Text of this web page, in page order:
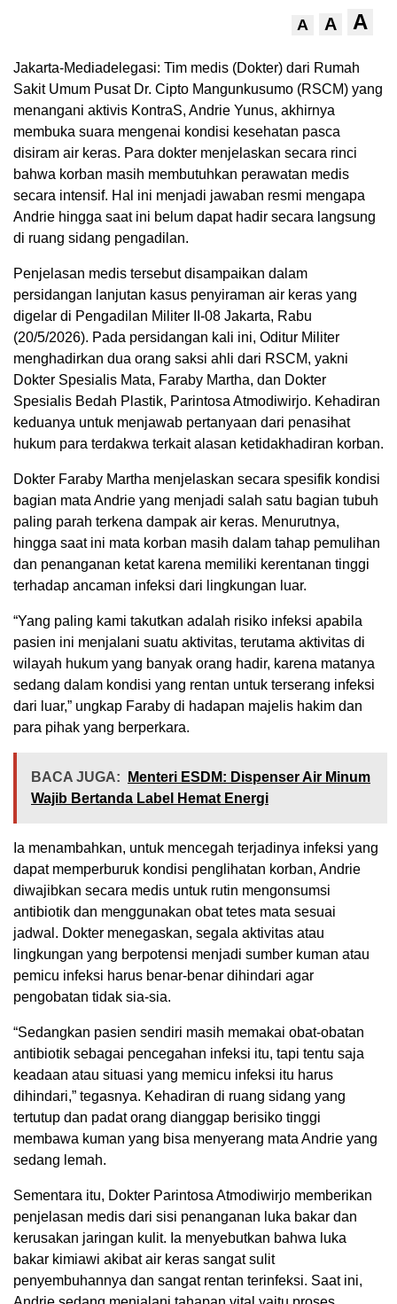
A A A
Jakarta-Mediadelegasi: Tim medis (Dokter) dari Rumah
Sakit Umum Pusat Dr. Cipto Mangunkusumo (RSCM) yang
menangani aktivis KontraS, Andrie Yunus, akhirnya
membuka suara mengenai kondisi kesehatan pasca
disiram air keras. Para dokter menjelaskan secara rinci
bahwa korban masih membutuhkan perawatan medis
secara intensif. Hal ini menjadi jawaban resmi mengapa
Andrie hingga saat ini belum dapat hadir secara langsung
di ruang sidang pengadilan.
Penjelasan medis tersebut disampaikan dalam
persidangan lanjutan kasus penyiraman air keras yang
digelar di Pengadilan Militer II-08 Jakarta, Rabu
(20/5/2026). Pada persidangan kali ini, Oditur Militer
menghadirkan dua orang saksi ahli dari RSCM, yakni
Dokter Spesialis Mata, Faraby Martha, dan Dokter
Spesialis Bedah Plastik, Parintosa Atmodiwirjo. Kehadiran
keduanya untuk menjawab pertanyaan dari penasihat
hukum para terdakwa terkait alasan ketidakhadiran korban.
Dokter Faraby Martha menjelaskan secara spesifik kondisi
bagian mata Andrie yang menjadi salah satu bagian tubuh
paling parah terkena dampak air keras. Menurutnya,
hingga saat ini mata korban masih dalam tahap pemulihan
dan penanganan ketat karena memiliki kerentanan tinggi
terhadap ancaman infeksi dari lingkungan luar.
“Yang paling kami takutkan adalah risiko infeksi apabila
pasien ini menjalani suatu aktivitas, terutama aktivitas di
wilayah hukum yang banyak orang hadir, karena matanya
sedang dalam kondisi yang rentan untuk terserang infeksi
dari luar,” ungkap Faraby di hadapan majelis hakim dan
para pihak yang berperkara.
BACA JUGA:
Menteri ESDM: Dispenser Air Minum
Wajib Bertanda Label Hemat Energi
Ia menambahkan, untuk mencegah terjadinya infeksi yang
dapat memperburuk kondisi penglihatan korban, Andrie
diwajibkan secara medis untuk rutin mengonsumsi
antibiotik dan menggunakan obat tetes mata sesuai
jadwal. Dokter menegaskan, segala aktivitas atau
lingkungan yang berpotensi menjadi sumber kuman atau
pemicu infeksi harus benar-benar dihindari agar
pengobatan tidak sia-sia.
“Sedangkan pasien sendiri masih memakai obat-obatan
antibiotik sebagai pencegahan infeksi itu, tapi tentu saja
keadaan atau situasi yang memicu infeksi itu harus
dihindari,” tegasnya. Kehadiran di ruang sidang yang
tertutup dan padat orang dianggap berisiko tinggi
membawa kuman yang bisa menyerang mata Andrie yang
sedang lemah.
Sementara itu, Dokter Parintosa Atmodiwirjo memberikan
penjelasan medis dari sisi penanganan luka bakar dan
kerusakan jaringan kulit. Ia menyebutkan bahwa luka
bakar kimiawi akibat air keras sangat sulit
penyembuhannya dan sangat rentan terinfeksi. Saat ini,